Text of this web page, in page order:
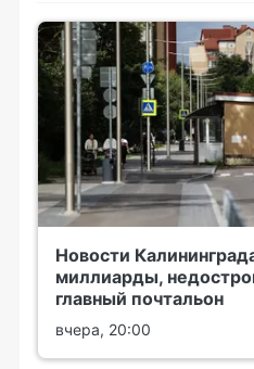
Новости
миллиарды,
главный почтальон
вчера, 20:00